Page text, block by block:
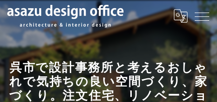
呉市で設計事務所と考えるおしゃ
れで気持ちの良い空間づくり、家
づくり。注文住宅、リノベーショ